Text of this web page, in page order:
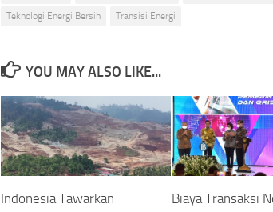
Teknologi Energi Bersih
Transisi Energi
YOU MAY ALSO LIKE...
Indonesia Tawarkan
Biaya Transaksi